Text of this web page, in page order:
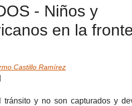
- Niños y
en la
Castillo Ramírez
y no son capturados y